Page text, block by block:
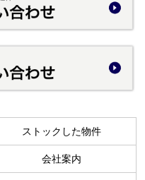
ストックした物件
会社案内